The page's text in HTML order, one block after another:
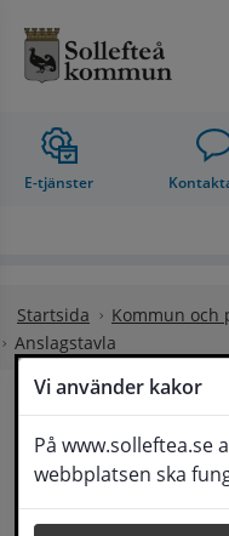
Vi använder kakor
På www.solleftea.se
webbplatsen ska
E-tjänster
Startsida
Kommun och
Anslagstavla
Anslagstavla